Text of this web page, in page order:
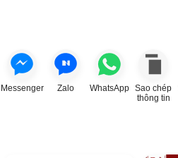
Messenger Zalo WhatsApp Sao chép
thông tin